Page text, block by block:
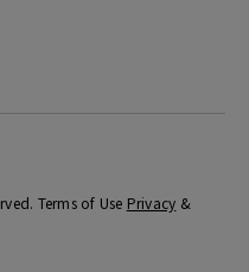
Terms of Use Privacy &